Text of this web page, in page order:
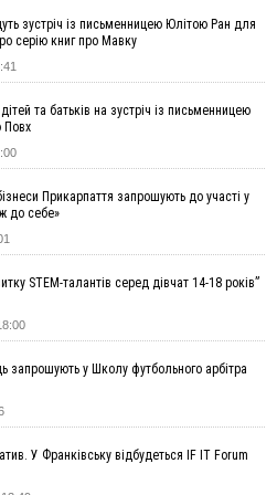
за місяць зросли на 10%, але до
далеко
та заявив поліції про
пенсію
який виготовляв
синдикату
підозру. Їй обирають
у жительки Коломийщини
очікується сильна спека до 39°
чоловіка, який зливав з цистерни
та оновили правила
невідомі засипали
зустріч із письменницею Юлітою Ран для
серію книг про Мавку
та батьків на зустріч із письменницею
Повх
Прикарпаття запрошують до участі у
до себе»
STEM-талантів серед дівчат 14-18 років”
запрошують у Школу футбольного арбітра
У Франківську відбудеться IF IT Forum